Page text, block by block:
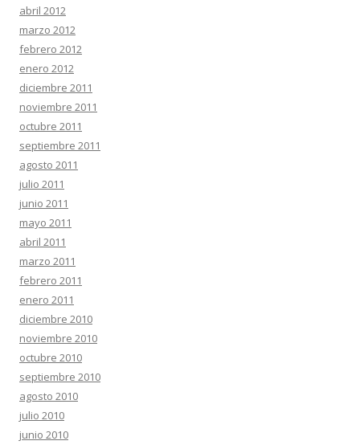
abril 2012
marzo 2012
febrero 2012
enero 2012
diciembre 2011
noviembre 2011
octubre 2011
septiembre 2011
agosto 2011
julio 2011
junio 2011
mayo 2011
abril 2011
marzo 2011
febrero 2011
enero 2011
diciembre 2010
noviembre 2010
octubre 2010
septiembre 2010
agosto 2010
julio 2010
junio 2010